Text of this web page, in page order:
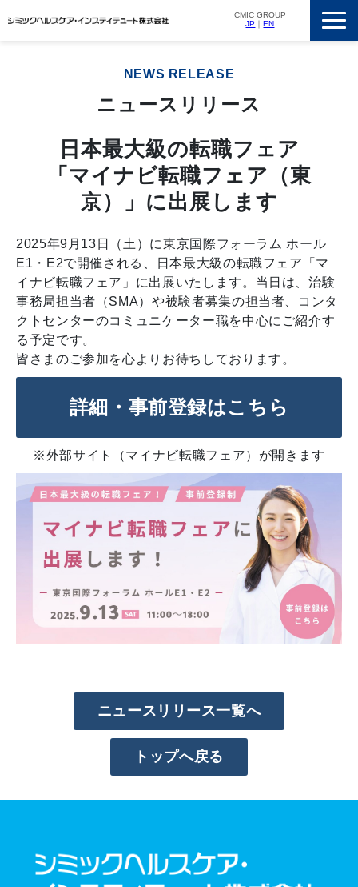
CMIC GROUP
JP ｜EN
支援実績
ニュースリリース
会社概要
採用情報
NEWS RELEASE
ニュースリリース
日本最大級の転職フェア
「マイナビ転職フェア（東
京）」に出展します
2025年9月13日（土）に東京国際フォーラム ホール
E1・E2で開催される、日本最大級の転職フェア「マ
イナビ転職フェア」に出展いたします。当日は、治験
事務局担当者（SMA）や被験者募集の担当者、コンタ
クトセンターのコミュニケーター職を中心にご紹介す
る予定です。
皆さまのご参加を心よりお待ちしております。
詳細・事前登録はこちら
※外部サイト（マイナビ転職フェア）が開きます
ニュースリリース一覧へ
トップへ戻る